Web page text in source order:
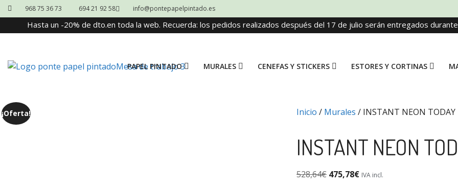
968 75 36 73 694 21 92 58 info@pontepapelpintado.es
Hasta un -20% de dto.en toda la web. Recuerda: los pedidos realizados después del 17 de julio serán entregados
PAPEL PINTADO MURALES CENEFAS Y STICKERS ESTORES Y CORTINAS
¡Oferta! Inicio / Murales / INSTANT NEON TODAY
INSTANT NEON
528,64€ 475,78€ IVA incl.